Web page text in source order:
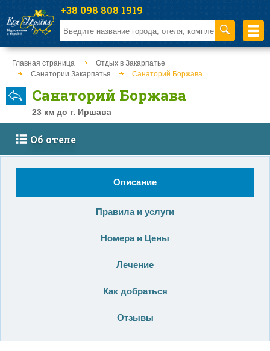
Главная страница
Отдых в Закарпатье
Санатории Закарпатья
Санаторий Боржава
Санаторий Боржава
23 км до г. Иршава
Об отеле
Описание
Правила и услуги
Номера и Цены
Лечение
Как добраться
Отзывы
+38 098 808 1919